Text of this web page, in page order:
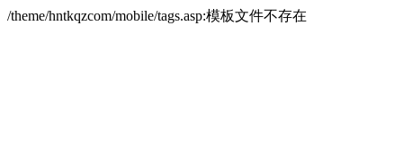
/theme/hntkqzcom/mobile/tags.asp:模板文件不存在